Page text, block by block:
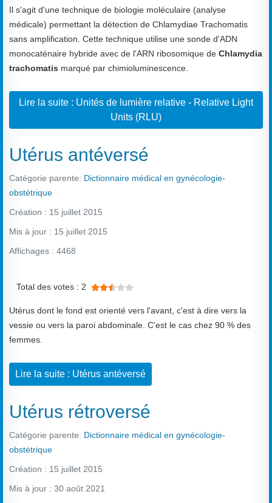
Il s'agit d'une technique de biologie moléculaire (analyse
médicale) permettant la détection de Chlamydiae Trachomatis
sans amplification. Cette technique utilise une sonde d'ADN
monocaténaire hybride avec de l'ARN ribosomique de Chlamydia
trachomatis marqué par chimioluminescence.
Lire la suite : Unités de lumière relative - Relative Light
Units (RLU)
Utérus antéversé
Catégorie parente: Dictionnaire médical en gynécologie-
obstétrique
Création : 15 juillet 2015
Mis à jour : 15 juillet 2015
Affichages : 4468
Total des votes : 2
Utérus dont le fond est orienté vers l'avant, c'est à dire vers la
vessie ou vers la paroi abdominale. C'est le cas chez 90 % des
femmes.
Lire la suite : Utérus antéversé
Utérus rétroversé
Catégorie parente: Dictionnaire médical en gynécologie-
obstétrique
Création : 15 juillet 2015
Mis à jour : 30 août 2021